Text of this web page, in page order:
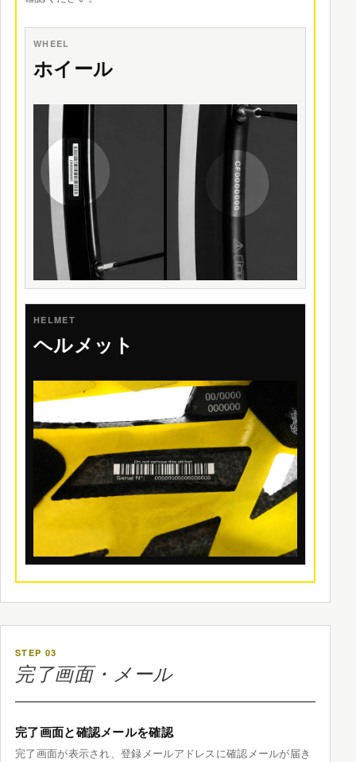
WHEEL
ホイール
HELMET
ヘルメット
STEP 03
完了画面・メール
完了画面と確認メールを確認
完了画面が表示され、登録メールアドレスに確認メールが届き